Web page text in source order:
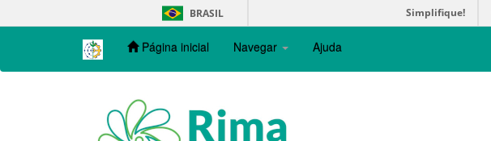
navigation
BRASIL Simplifique!
Página inicial Navegar Ajuda